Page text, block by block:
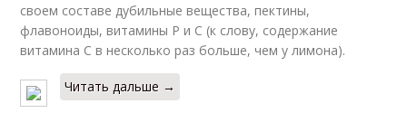
своем составе дубильные вещества, пектины,
флавоноиды, витамины Р и С (к слову, содержание
витамина С в несколько раз больше, чем у лимона).
Читать дальше →